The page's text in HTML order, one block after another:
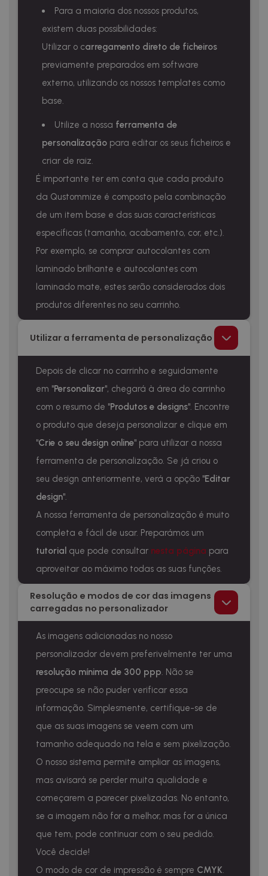
Para a maioria dos nossos produtos,
existem duas possibilidades:
Utilizar o carregamento direto de ficheiros
previamente preparados em software
externo, utilizando os nossos templates como
base.
Utilize a nossa ferramenta de
personalização para editar os seus ficheiros e
criar de raiz.
É importante ter em conta que cada produto
da Qustommize é composto pela combinação
de um item base e das suas características
específicas (tamanho, acabamento, cor, etc.).
Por exemplo, se comprar autocolantes com
laminado brilhante e autocolantes com
laminado mate, estes serão considerados dois
produtos diferentes no seu carrinho.
Utilizar a ferramenta de personalização
Depois de clicar no carrinho e seguidamente
em "Personalizar", chegará à área do carrinho
com o resumo de "Produtos e designs". Encontre
o produto que deseja personalizar e clique em
"Crie o seu design online" para utilizar a nossa
ferramenta de personalização. Se já criou o
seu design anteriormente, verá a opção "Editar
design".
A nossa ferramenta de personalização é muito
completa e fácil de usar. Preparámos um
tutorial que pode consultar nesta página para
aproveitar ao máximo todas as suas funções.
Resolução e modos de cor das imagens
carregadas no personalizador
As imagens adicionadas no nosso
personalizador devem preferivelmente ter uma
resolução mínima de 300 ppp. Não se
preocupe se não puder verificar essa
informação. Simplesmente, certifique-se de
que as suas imagens se veem com um
tamanho adequado na tela e sem pixelização.
O nosso sistema permite ampliar as imagens,
mas avisará se perder muita qualidade e
começarem a parecer pixelizadas. No entanto,
se a imagem não for a melhor, mas for a única
que tem, pode continuar com o seu pedido.
Você decide!
O modo de cor de impressão é sempre CMYK.